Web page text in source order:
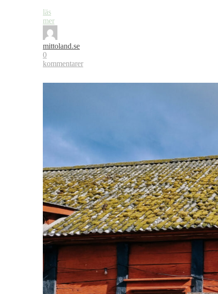
läs
mer
mittoland.se
0
kommentarer